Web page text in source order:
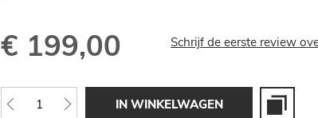
€ 199,00 Schrijf de eerste review
IN WINKELWAGEN